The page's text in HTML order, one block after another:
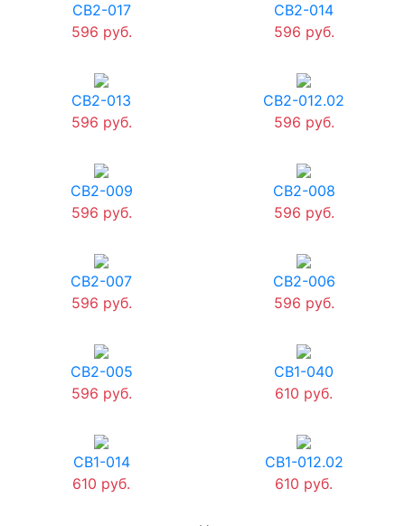
СВ2-017
596 руб.
СВ2-014
596 руб.
СВ2-013
596 руб.
СВ2-012.02
596 руб.
СВ2-009
596 руб.
СВ2-008
596 руб.
СВ2-007
596 руб.
СВ2-006
596 руб.
СВ2-005
596 руб.
СВ1-040
610 руб.
СВ1-014
610 руб.
СВ1-012.02
610 руб.